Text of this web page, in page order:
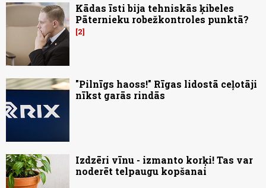
Kādas īsti bija tehniskās ķibeles
Pāternieku robežkontroles punktā?
2
"Pilnīgs haoss!" Rīgas lidostā ceļotāji
nīkst garās rindās
Izdzēri vīnu - izmanto korķi! Tas var
noderēt telpaugu kopšanai